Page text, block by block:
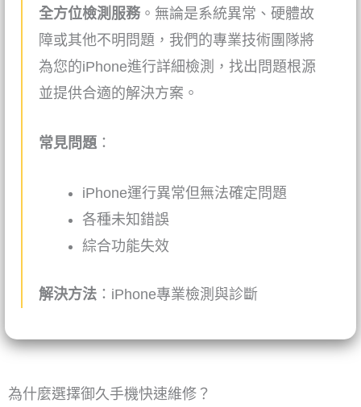
全方位檢測服務 。無論是系統異常、硬體故
障或其他不明問題，我們的專業技術團隊將
為您的iPhone進行詳細檢測，找出問題根源
並提供合適的解決方案。
常見問題：
iPhone運行異常但無法確定問題
各種未知錯誤
綜合功能失效
解決方法 ： iPhone專業檢測與診斷
為什麼選擇御久手機快速維修？